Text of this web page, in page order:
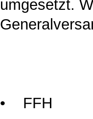
umgesetzt.
• FFH